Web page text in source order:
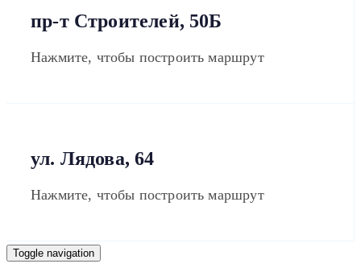
пр-т Строителей, 50Б
Нажмите, чтобы построить маршрут
ул. Лядова, 64
Нажмите, чтобы построить маршрут
Toggle navigation